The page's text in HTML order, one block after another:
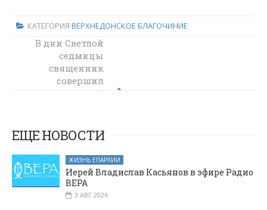
КАТЕГОРИЯ ВЕРХНЕДОНСКОЕ БЛАГОЧИНИЕ
Ученики и
учителя
Первомайской
школы приняли
участие в акции
В дни Светлой
седмицы
священник
совершил
пастырский
хутора
Колундаевского
ЕЩЕ НОВОСТИ
ЖИЗНЬ ЕПАРХИИ
Иерей Владислав Касьянов в эфире Радио
ВЕРА
3 АВГ 2026